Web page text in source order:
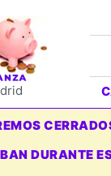
DURANTE